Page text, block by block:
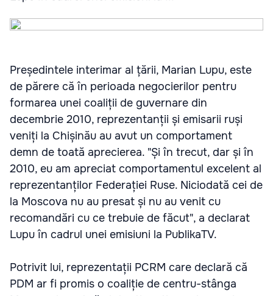
Președintele interimar al țării, Marian Lupu, este
de părere că în perioada negocierilor pentru
formarea unei coaliții de guvernare din
decembrie 2010, reprezentanții și emisarii ruși
veniți la Chișinău au avut un comportament
demn de toată aprecierea. "Și în trecut, dar și în
2010, eu am apreciat comportamentul excelent al
reprezentanților Federației Ruse. Niciodată cei de
la Moscova nu au presat și nu au venit cu
recomandări cu ce trebuie de făcut", a declarat
Lupu în cadrul unei emisiuni la PublikaTV.
Potrivit lui, reprezentații PCRM care declară că
PDM ar fi promis o coaliție de centru-stânga